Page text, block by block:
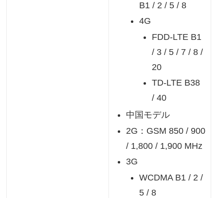
B1 / 2 / 5 / 8
4G
FDD-LTE B1
/ 3 / 5 / 7 / 8 /
20
TD-LTE B38
/ 40
中国モデル
2G：GSM 850 / 900
/ 1,800 / 1,900 MHz
3G
WCDMA B1 / 2 /
5 / 8